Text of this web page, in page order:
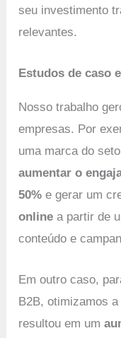
seu investimento
relevantes.
Estudos de caso
Nosso trabalho
empresas. Por
uma marca do
aumentar o
50% e gerar um
online a partir de
conteúdo e
Em outro caso,
B2B, otimizamos
resultou em um